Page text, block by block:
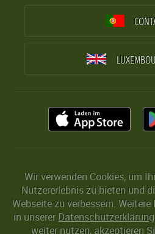
Wir verwenden Cookies, um
Nutzererlebnis zu bieten und
Webseite zu verbessern.
in unserer Datenschutzerklärung
weiter nutzen, akzeptieren